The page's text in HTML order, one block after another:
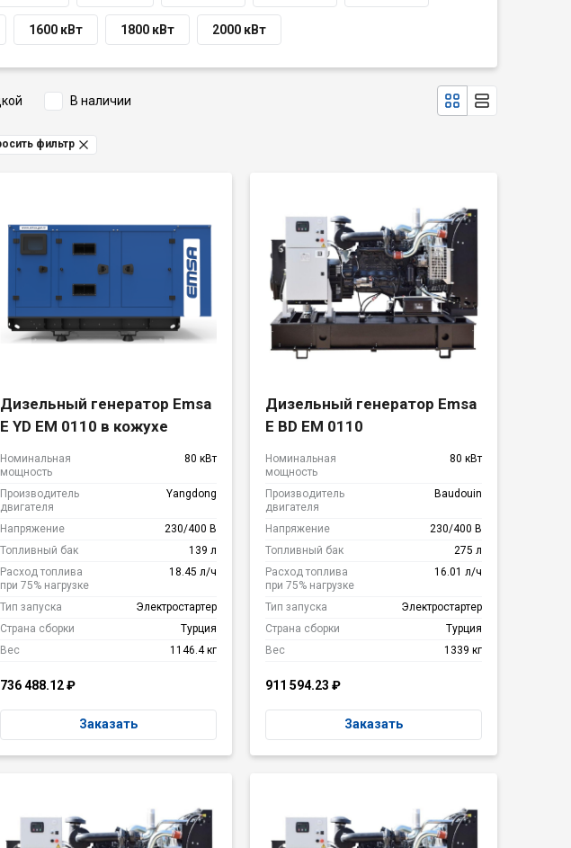
1600 кВт 1800 кВт 2000 кВт
В наличии
фильтр
Дизельный генератор Emsa
E YD EM 0110 в кожухе
Номинальная
мощность
80 кВт
Производитель
двигателя
Yangdong
Напряжение
230/400 В
Топливный бак
139 л
Расход топлива
при 75% нагрузке
18.45 л/ч
Тип запуска
Электростартер
Страна сборки
Турция
Вес
1146.4 кг
736 488.12₽
Заказать
Дизельный генератор Emsa
E BD EM 0110
Номинальная
мощность
80 кВт
Производитель
двигателя
Baudouin
Напряжение
230/400 В
Топливный бак
275 л
Расход топлива
при 75% нагрузке
16.01 л/ч
Тип запуска
Электростартер
Страна сборки
Турция
Вес
1339 кг
911 594.23 ₽
Заказать